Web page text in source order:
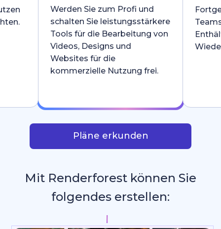
Werden Sie zum Profi und
schalten Sie leistungsstärkere
Tools für die Bearbeitung von
Videos, Designs und
Websites für die
kommerzielle Nutzung frei.
Pläne erkunden
Mit Renderforest können Sie
folgendes erstellen:
P